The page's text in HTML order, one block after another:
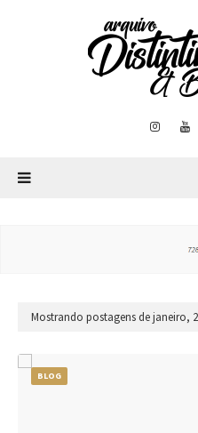
Mostrando postagens de janeiro,
BLOG